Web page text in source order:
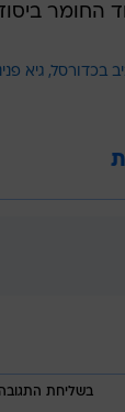
לימוד החומר
בכדורסל גיא
בשליחת